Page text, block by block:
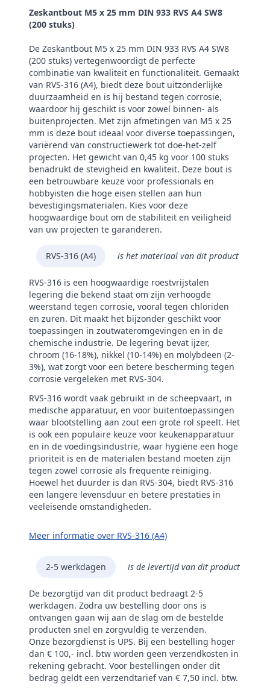
Merk
Zeskantbout M5 x 25 mm DIN 933 RVS A4 SW8
(200 stuks)
De Zeskantbout M5 x 25 mm DIN 933 RVS A4 SW8
(200 stuks) vertegenwoordigt de perfecte
combinatie van kwaliteit en functionaliteit. Gemaakt
van RVS-316 (A4), biedt deze bout uitzonderlijke
duurzaamheid en is hij bestand tegen corrosie,
waardoor hij geschikt is voor zowel binnen- als
buitenprojecten. Met zijn afmetingen van M5 x 25
mm is deze bout ideaal voor diverse toepassingen,
variërend van constructiewerk tot doe-het-zelf
projecten. Het gewicht van 0,45 kg voor 100 stuks
benadrukt de stevigheid en kwaliteit. Deze bout is
een betrouwbare keuze voor professionals en
hobbyisten die hoge eisen stellen aan hun
bevestigingsmaterialen. Kies voor deze
hoogwaardige bout om de stabiliteit en veiligheid
van uw projecten te garanderen.
RVS-316 (A4) is het materiaal van dit product
RVS-316 is een hoogwaardige roestvrijstalen
legering die bekend staat om zijn verhoogde
weerstand tegen corrosie, vooral tegen chloriden
en zuren. Dit maakt het bijzonder geschikt voor
toepassingen in zoutwateromgevingen en in de
chemische industrie. De legering bevat ijzer,
chroom (16-18%), nikkel (10-14%) en molybdeen (2-
3%), wat zorgt voor een betere bescherming tegen
corrosie vergeleken met RVS-304.
RVS-316 wordt vaak gebruikt in de scheepvaart, in
medische apparatuur, en voor buitentoepassingen
waar blootstelling aan zout een grote rol speelt. Het
is ook een populaire keuze voor keukenapparatuur
en in de voedingsindustrie, waar hygiëne een hoge
prioriteit is en de materialen bestand moeten zijn
tegen zowel corrosie als frequente reiniging.
Hoewel het duurder is dan RVS-304, biedt RVS-316
een langere levensduur en betere prestaties in
veeleisende omstandigheden.
Meer informatie over RVS-316 (A4)
2-5 werkdagen is de levertijd van dit product
De bezorgtijd van dit product bedraagt 2-5
werkdagen. Zodra uw bestelling door ons is
ontvangen gaan wij aan de slag om de bestelde
producten snel en zorgvuldig te verzenden.
Onze bezorgdienst is UPS. Bij een bestelling hoger
dan € 100,- incl. btw worden geen verzendkosten in
rekening gebracht. Voor bestellingen onder dit
bedrag geldt een verzendtarief van € 7,50 incl. btw.